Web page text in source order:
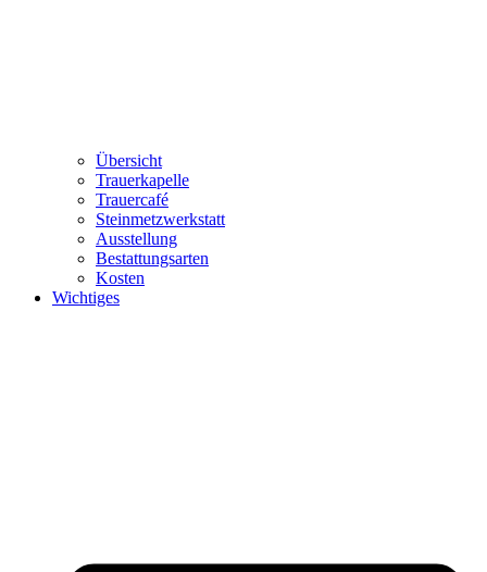
Übersicht
Trauerkapelle
Trauercafé
Steinmetzwerkstatt
Ausstellung
Bestattungsarten
Kosten
Wichtiges